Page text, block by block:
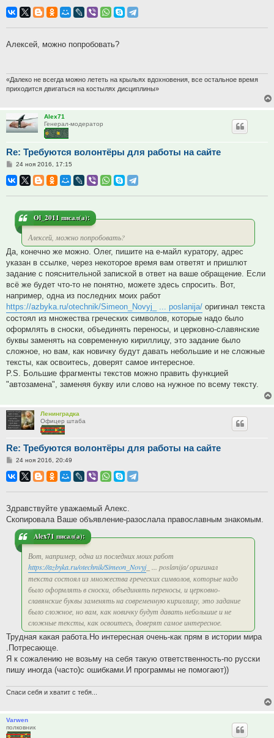
Алексей, можно попробовать?
«Далеко не всегда можно лететь на крыльях вдохновения, все остальное время
приходится двигаться на костылях дисциплины»
Alex71
Генерал-модератор
Re: Требуются волонтёры для работы на сайте
Сообщение
24 ноя 2016, 17:15
Ol_2011 писал(а):
Алексей, можно попробовать?
Да, конечно же можно. Олег, пишите на е-майл куратору, адрес
указан в ссылке, через некоторое время вам ответят и пришлют
задание с пояснительной запиской в ответ на ваше обращение. Если
всё же будет что-то не понятно, можете здесь спросить. Вот,
например, одна из последних моих работ
https://azbyka.ru/otechnik/Simeon_Novyj_ ... poslanija/ оригинал текста
состоял из множества греческих символов, которые надо было
оформлять в сноски, объединять переносы, и церковно-славянские
буквы заменять на современную кириллицу, это задание было
сложное, но вам, как новичку будут давать небольшие и не сложные
тексты, как освоитесь, доверят самое интересное.
P.S. Большие фрагменты текстов можно править функцией
"автозамена", заменяя букву или слово на нужное по всему тексту.
Ленинградка
Офицер штаба
Re: Требуются волонтёры для работы на сайте
Сообщение
24 ноя 2016, 20:49
Здравствуйте уважаемый Алекс.
Скопировала Ваше объявление-разослала православным знакомым.
Alex71 писал(а):
Вот, например, одна из последних моих работ
https://azbyka.ru/otechnik/Simeon_Novyj_ ... poslanija/ оригинал
текста состоял из множества греческих символов, которые надо
было оформлять в сноски, объединять переносы, и церковно-
славянские буквы заменять на современную кириллицу, это задание
было сложное, но вам, как новичку будут давать небольшие и не
сложные тексты, как освоитесь, доверят самое интересное.
Трудная какая работа.Но интересная очень-как прям в истории мира
.Потресающе.
Я к сожалению не возьму на себя такую ответственность-по русски
пишу иногда (часто)с ошибками.И программы не помогают))
Спаси себя и хватит с тебя...
Varwen
полковник